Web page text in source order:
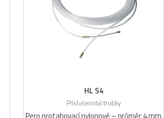
HL S4
Příslušenství trubky
Pero protahovací nylonové – průměr 4 mm